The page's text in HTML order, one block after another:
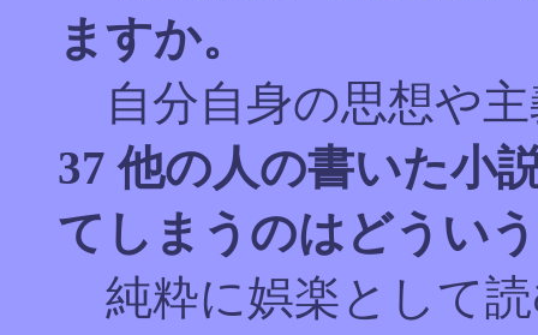
ますか。
自分自身の思想や
37 他の人の書いた小
てしまうのはどうい
純粋に娯楽として